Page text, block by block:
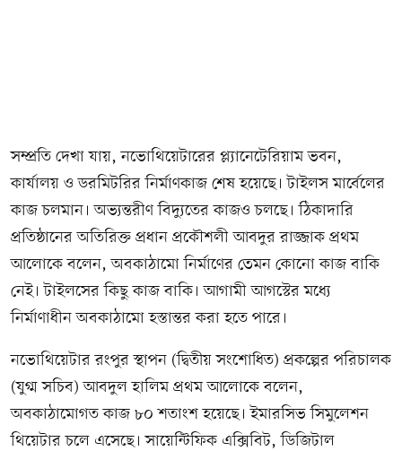
সম্প্রতি দেখা যায়, নভোথিয়েটারের প্ল্যানেটেরিয়াম ভবন,
কার্যালয় ও ডরমিটরির নির্মাণকাজ শেষ হয়েছে। টাইলস মার্বেলের
কাজ চলমান। অভ্যন্তরীণ বিদ্যুতের কাজও চলছে। ঠিকাদারি
প্রতিষ্ঠানের অতিরিক্ত প্রধান প্রকৌশলী আবদুর রাজ্জাক প্রথম
আলোকে বলেন, অবকাঠামো নির্মাণের তেমন কোনো কাজ বাকি
নেই। টাইলসের কিছু কাজ বাকি। আগামী আগস্টের মধ্যে
নির্মাণাধীন অবকাঠামো হস্তান্তর করা হতে পারে।
নভোথিয়েটার রংপুর স্থাপন (দ্বিতীয় সংশোধিত) প্রকল্পের পরিচালক
(যুগ্ম সচিব) আবদুল হালিম প্রথম আলোকে বলেন,
অবকাঠামোগত কাজ ৮০ শতাংশ হয়েছে। ইমারসিভ সিমুলেশন
থিয়েটার চলে এসেছে। সায়েন্টিফিক এক্সিবিট, ডিজিটাল